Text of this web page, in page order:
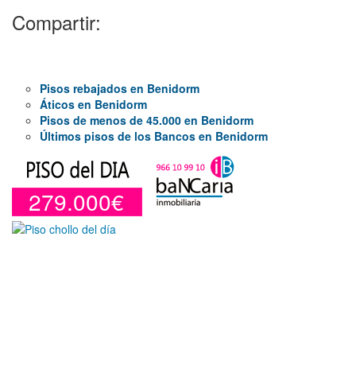
Compartir:
Pisos rebajados en Benidorm
Áticos en Benidorm
Pisos de menos de 45.000 en Benidorm
Últimos pisos de los Bancos en Benidorm
279.000€